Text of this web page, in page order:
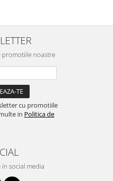
promotiile noastre
cu promotiile
in Politica de
social media